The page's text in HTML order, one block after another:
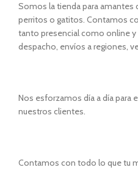
Somos la tienda para amantes
perritos o gatitos. Contamos
tanto presencial como online
despacho, envíos a regiones,
Nos esforzamos día a día para
nuestros clientes.
Contamos con todo lo que tu